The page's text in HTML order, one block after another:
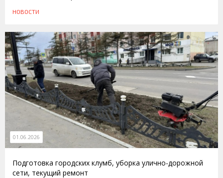
НОВОСТИ
01.06.2026
Подготовка городских клумб, уборка улично-дорожной
сети, текущий ремонт